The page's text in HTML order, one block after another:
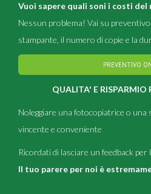
Vuoi sapere quali soni i costi del
Nessun problema! Vai su preventivo
stampante, il numero di copie e la
PREVENTIVO
QUALITA' E
Noleggiare una fotocopiatrice o una
vincente e conveniente
Ricordati di lasciare un feedback per
Il tuo parere per noi è